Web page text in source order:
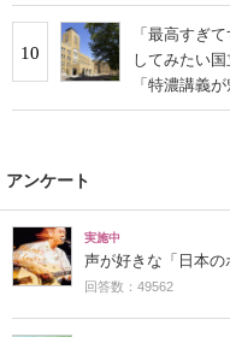
10
「最高すぎ
してみたい
「特濃講義
なども学べる
アンケート
実施中
声が好きな「日本の
回答数：49562